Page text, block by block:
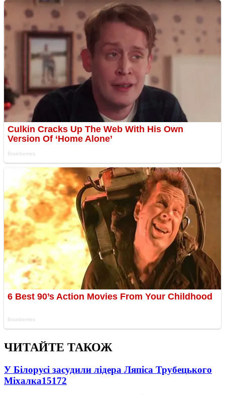
ЧИТАЙТЕ ТАКОЖ
У Білорусі засудили лідера Ляпіса Трубецького
Міхалка15172